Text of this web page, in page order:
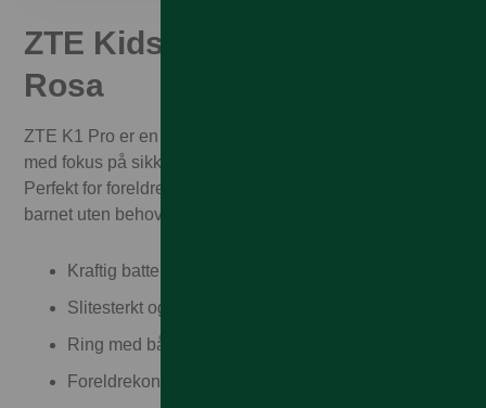
ZTE Kids Watch K1 Pro
Rosa
ZTE K1 Pro er en smartklokke utviklet spesielt for barn,
med fokus på sikkerhet, brukervennlighet og moro.
Perfekt for foreldre som ønsker å holde kontakt med
barnet uten behov for mobiltelefon.
Kraftig batteri som varer i flere dager
Slitesterkt og vanntett design
Ring med både lyd og video
Foreldrekontroll via app